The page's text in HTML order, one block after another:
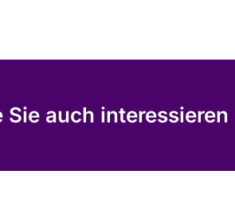
Sie auch interessieren